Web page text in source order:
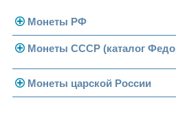
Монеты РФ
Современная Россия
Монеты 1991-1993 гг.
Монеты СССР (каталог
Погодовка СССР
Монеты царской России